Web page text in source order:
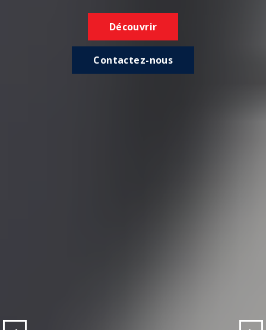
Découvrir
Contactez-nous